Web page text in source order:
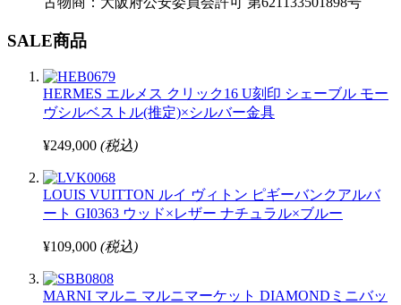
SALE商品
HERMES エルメス クリック16 U刻印 シェーブル モー
ヴシルベストル(推定)×シルバー金具
¥249,000 (税込)
LOUIS VUITTON ルイ ヴィトン ピギーバンクアルバ
ート GI0363 ウッド×レザー ナチュラル×ブルー
¥109,000 (税込)
MARNI マルニ マルニマーケット DIAMONDミニバッ